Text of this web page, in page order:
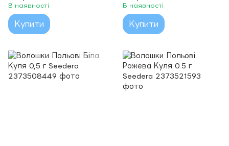
В наявності
Купити
В наявності
Купити